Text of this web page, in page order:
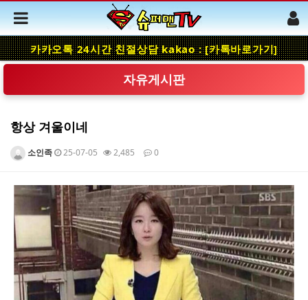
카카오톡 24시간 친절상담 kakao : [카톡바로가기]
자유게시판
항상 겨울이네
소인족 25-07-05 2,485 0
본문